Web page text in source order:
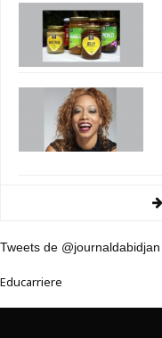
Tweets de @journaldabidjan
Educarriere